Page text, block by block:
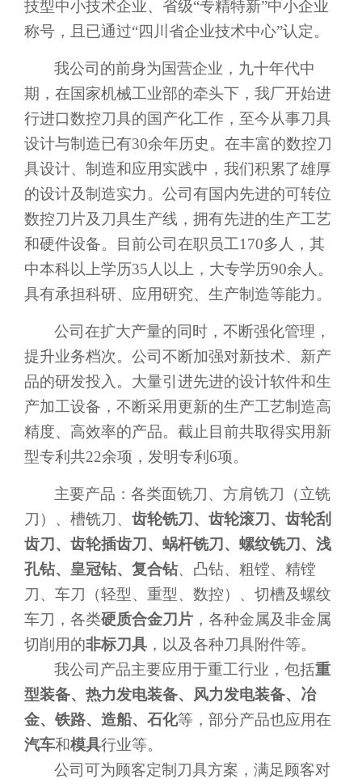
关于我们
关于我们
技型中小技术企业、省级“专精特新”中小企业
称号，且已通过“四川省企业技术中心”认定。
我公司的前身为国营企业，九十年代中
期，在国家机械工业部的牵头下，我厂开始进
行进口数控刀具的国产化工作，至今从事刀具
设计与制造已有30余年历史。在丰富的数控刀
具设计、制造和应用实践中，我们积累了雄厚
的设计及制造实力。公司有国内先进的可转位
数控刀片及刀具生产线，拥有先进的生产工艺
和硬件设备。目前公司在职员工170多人，其
中本科以上学历35 人以上，大专学历90余 人。
具有承担科研、应用研究、生产制造等能力。
公司在扩大产量的同时，不断强化管理，
提升业务档次。公司不断加强对新技术、新产
品的研发投入。大量引进先进的设计软件和生
产加工设备，不断采用更新的生产工艺制造高
精度、高效率的产品。截止目前共取得实用新
型专利共22余项，发明专利 6项。
主要产品：各类面铣刀、方肩铣刀（立铣
刀）、槽铣刀、 齿轮铣刀、齿轮滚刀、齿轮刮
齿刀、齿轮插齿刀、蜗杆铣刀、螺纹铣刀、浅
孔钻、皇冠钻、复合钻、凸钻、粗镗、精镗
刀、车刀（轻型、重型、数控）、切槽及螺纹
车刀，各类硬质合金刀片 ，各种金属及非金属
切削用的非标刀具 ，以及各种刀具附件等。
我公司产品主要应用于重工行业，包括重
型装备、热力发电装备、风力发电装备、冶
金、铁路、造船、石化等，部分产品也应用在
汽车和模具行业等。
公司可为顾客定制刀具方案，满足顾客对